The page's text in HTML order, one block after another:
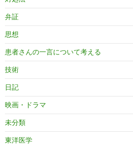
弁証
思想
患者さんの一言について考える
技術
日記
映画・ドラマ
未分類
東洋医学